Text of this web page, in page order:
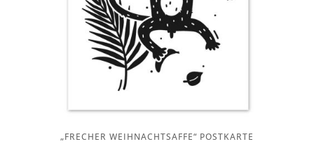
„FRECHER WEIHNACHTSAFFE“ POSTKARTE